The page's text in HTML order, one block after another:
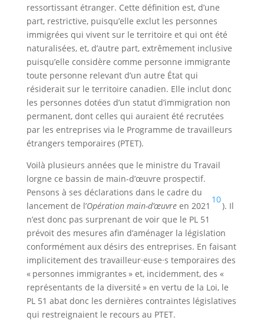
ressortissant étranger. Cette définition est, d’une
part, restrictive, puisqu’elle exclut les personnes
immigrées qui vivent sur le territoire et qui ont été
naturalisées, et, d’autre part, extrêmement inclusive
puisqu’elle considère comme personne immigrante
toute personne relevant d’un autre État qui
résiderait sur le territoire canadien. Elle inclut donc
les personnes dotées d’un statut d’immigration non
permanent, dont celles qui auraient été recrutées
par les entreprises via le Programme de travailleurs
étrangers temporaires (PTET).
Voilà plusieurs années que le ministre du Travail
lorgne ce bassin de main-d’œuvre prospectif.
Pensons à ses déclarations dans le cadre du
lancement de l’Opération main-d’œuvre en 2021
10
). Il
n’est donc pas surprenant de voir que le PL 51
prévoit des mesures afin d’aménager la législation
conformément aux désirs des entreprises. En faisant
implicitement des travailleur·euse·s temporaires des
« personnes immigrantes » et, incidemment, des «
représentants de la diversité » en vertu de la Loi, le
PL 51 abat donc les dernières contraintes législatives
qui restreignaient le recours au PTET.